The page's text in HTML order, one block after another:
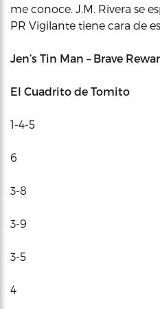
me conoce. J.M. Rivera se
PR Vigilante tiene cara de
Jen’s Tin Man – Brave
El Cuadrito de Tomito
1-4-5
6
3-8
3-9
3-5
4